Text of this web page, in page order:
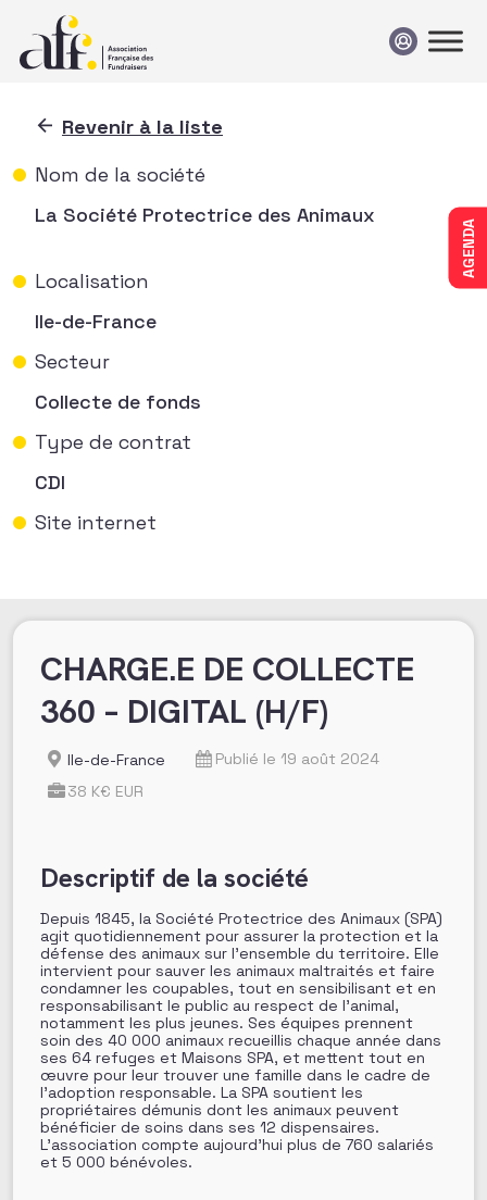
AGENDA
Revenir à la liste
Nom de la société
La Société Protectrice des Animaux
Localisation
Ile-de-France
Secteur
Collecte de fonds
Type de contrat
CDI
Site internet
CHARGE.E DE COLLECTE
360 – DIGITAL (H/F)
Ile-de-France
Publié le 19 août 2024
38 K€ EUR
Descriptif de la société
Depuis 1845, la Société Protectrice des Animaux (SPA)
agit quotidiennement pour assurer la protection et la
défense des animaux sur l’ensemble du territoire. Elle
intervient pour sauver les animaux maltraités et faire
condamner les coupables, tout en sensibilisant et en
responsabilisant le public au respect de l’animal,
notamment les plus jeunes. Ses équipes prennent
soin des 40 000 animaux recueillis chaque année dans
ses 64 refuges et Maisons SPA, et mettent tout en
œuvre pour leur trouver une famille dans le cadre de
l’adoption responsable. La SPA soutient les
propriétaires démunis dont les animaux peuvent
bénéficier de soins dans ses 12 dispensaires.
L’association compte aujourd’hui plus de 760 salariés
et 5 000 bénévoles.